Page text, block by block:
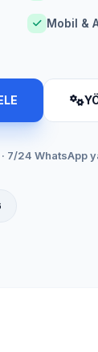
Mobil &
7/24 WhatsApp